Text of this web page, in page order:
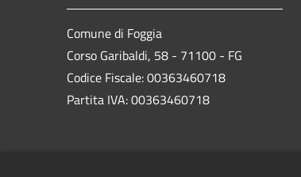
Comune di Foggia
Corso Garibaldi, 58 - 71100 - FG
Codice Fiscale: 00363460718
Partita IVA: 00363460718